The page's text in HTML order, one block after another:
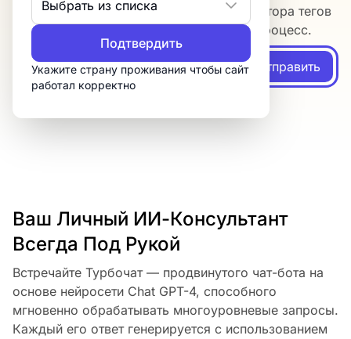
Выбрать из списка
Подтвердить
Укажите страну проживания чтобы сайт
работал корректно
Интеллектуальные возможности генератора тегов
GPT-4 оптимизируют ваш рабочий процесс.
Отправить
Ваш Личный ИИ-Консультант
Всегда Под Рукой
Встречайте Турбочат — продвинутого чат-бота на
основе нейросети Chat GPT-4, способного
мгновенно обрабатывать многоуровневые запросы.
Каждый его ответ генерируется с использованием